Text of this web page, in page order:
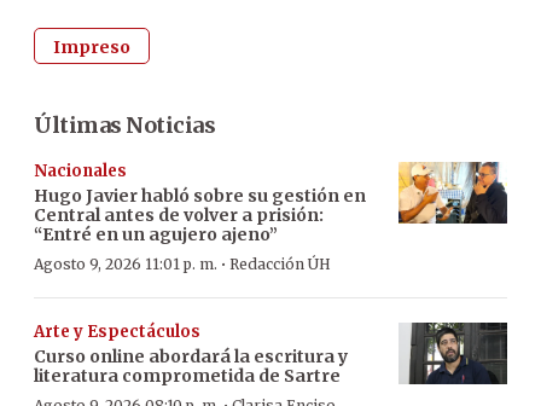
Impreso
Últimas Noticias
Nacionales
Hugo Javier habló sobre su gestión en
Central antes de volver a prisión:
“Entré en un agujero ajeno”
Agosto 9, 2026 11:01 p. m. · Redacción ÚH
Arte y Espectáculos
Curso online abordará la escritura y
literatura comprometida de Sartre